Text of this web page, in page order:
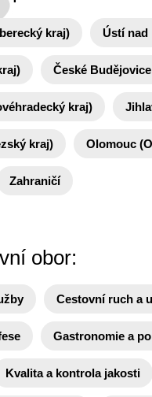
kraj) Ústí nad
České
kraj)
kraj) Olomouc
Zahraničí
obor:
Cestovní ruch a
Gastronomie a
Kvalita a kontrola jakosti